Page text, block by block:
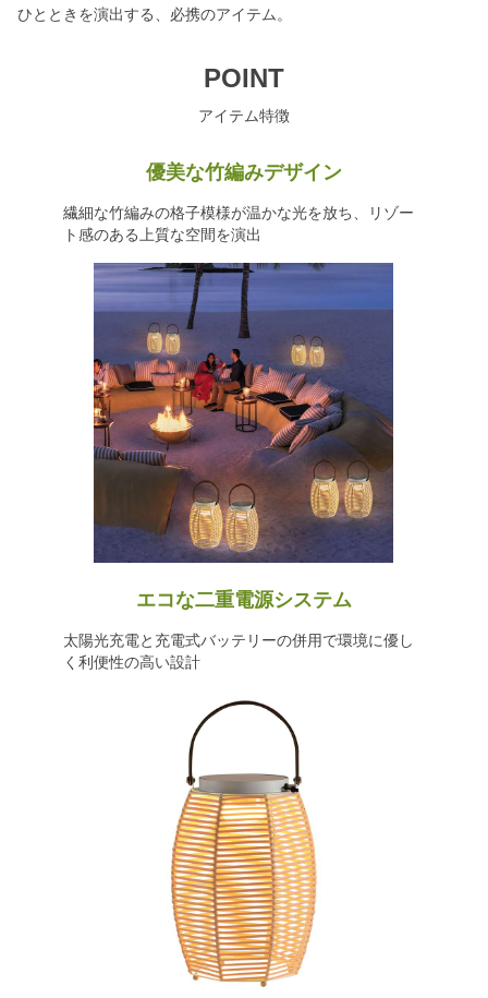
ひとときを演出する、必携のアイテム。
POINT
アイテム特徴
優美な竹編みデザイン
繊細な竹編みの格子模様が温かな光を放ち、リゾー
ト感のある上質な空間を演出
エコな二重電源システム
太陽光充電と充電式バッテリーの併用で環境に優し
く利便性の高い設計